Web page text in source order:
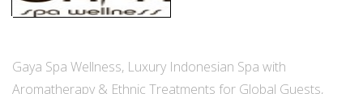
Gaya Spa Wellness, Luxury Indonesian Spa with
Aromatherapy & Ethnic Treatments for Global Guests,